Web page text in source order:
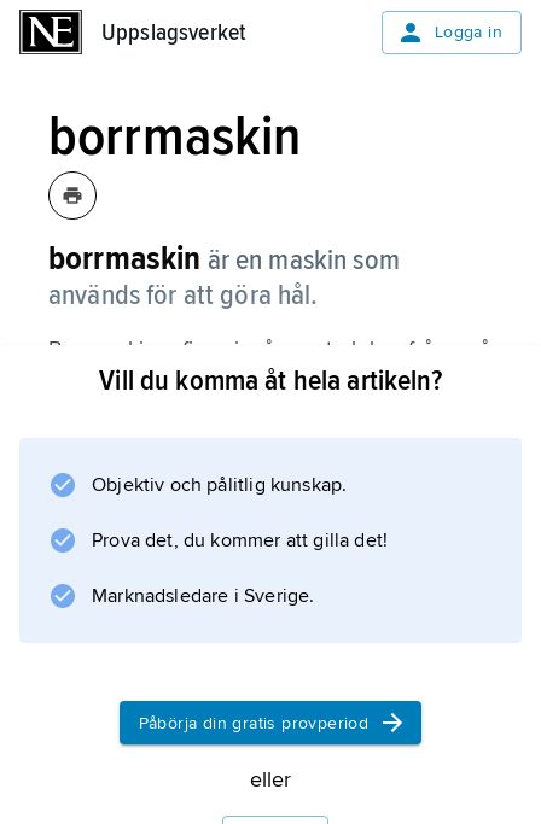
Uppslagsverket Logga in
borrmaskin
borrmaskin är en maskin som
används för att göra hål.
Borrmaskiner finns i många storlekar, från små
handhållna verktyg till väldiga maskiner för att
Information om artikeln
Vill du komma åt hela artikeln?
Objektiv och pålitlig kunskap.
Prova det, du kommer att gilla det!
Marknadsledare i Sverige.
Påbörja din gratis provperiod
eller